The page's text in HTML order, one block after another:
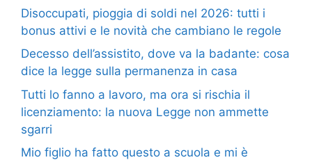
Disoccupati, pioggia di soldi nel 2026: tutti i
bonus attivi e le novità che cambiano le regole
Decesso dell’assistito, dove va la badante: cosa
dice la legge sulla permanenza in casa
Tutti lo fanno a lavoro, ma ora si rischia il
licenziamento: la nuova Legge non ammette
sgarri
Mio figlio ha fatto questo a scuola e mi è